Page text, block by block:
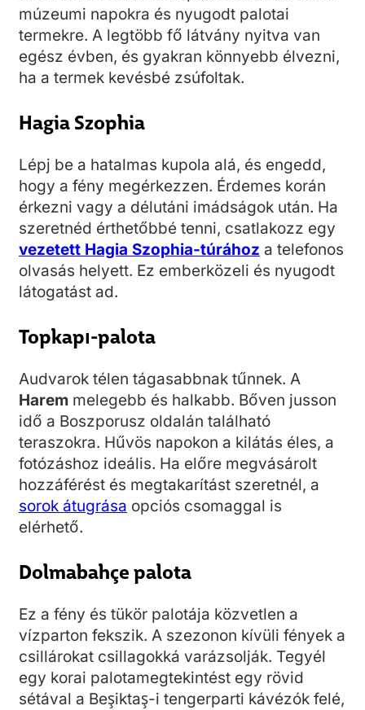
múzeumi napokra és nyugodt palotai
termekre. A legtöbb fő látvány nyitva van
egész évben, és gyakran könnyebb élvezni,
ha a termek kevésbé zsúfoltak.
Hagia Szophia
Lépj be a hatalmas kupola alá, és engedd,
hogy a fény megérkezzen. Érdemes korán
érkezni vagy a délutáni imádságok után. Ha
szeretnéd érthetőbbé tenni, csatlakozz egy
vezetett Hagia Szophia-túrához a telefonos
olvasás helyett. Ez emberközeli és nyugodt
látogatást ad.
Topkapı-palota
Audvarok télen tágasabbnak tűnnek. A
Harem melegebb és halkabb. Bőven jusson
idő a Boszporusz oldalán található
teraszokra. Hűvös napokon a kilátás éles, a
fotózáshoz ideális. Ha előre megvásárolt
hozzáférést és megtakarítást szeretnél, a
sorok átugrása opciós csomaggal is
elérhető.
Dolmabahçe palota
Ez a fény és tükör palotája közvetlen a
vízparton fekszik. A szezonon kívüli fények a
csillárokat csillagokká varázsolják. Tegyél
egy korai palotamegtekintést egy rövid
sétával a Beşiktaş-i tengerparti kávézók felé,